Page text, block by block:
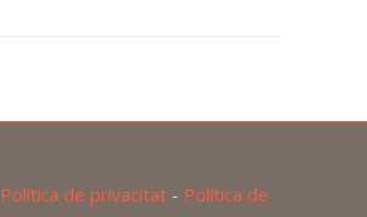
Política de privacitat - Política de